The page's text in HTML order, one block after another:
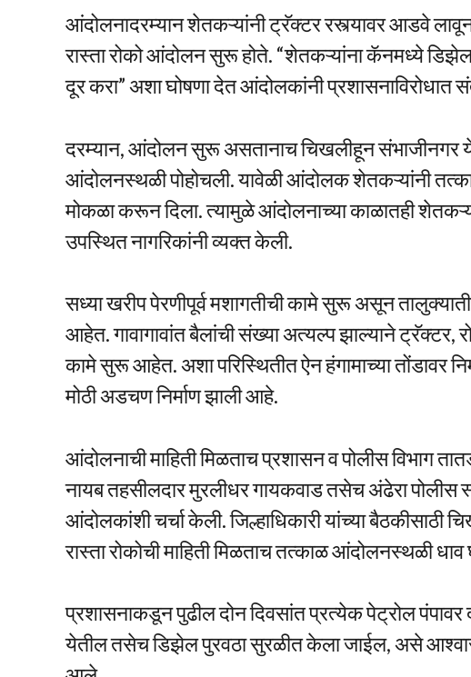
आंदोलनादरम्यान शेतकऱ्यांनी ट्रॅक्टर रस्त्यावर आडवे लावून
रास्ता रोको आंदोलन सुरू होते. “शेतकऱ्यांना कॅनमध्ये डिझेल
दूर करा” अशा घोषणा देत आंदोलकांनी प्रशासनाविरोधात
दरम्यान, आंदोलन सुरू असतानाच चिखलीहून संभाजीनगर
आंदोलनस्थळी पोहोचली. यावेळी आंदोलक शेतकऱ्यांनी
मोकळा करून दिला. त्यामुळे आंदोलनाच्या काळातही
उपस्थित नागरिकांनी व्यक्त केली.
सध्या खरीप पेरणीपूर्व मशागतीची कामे सुरू असून
आहेत. गावागावांत बैलांची संख्या अत्यल्प झाल्याने ट्रॅक्टर,
कामे सुरू आहेत. अशा परिस्थितीत ऐन हंगामाच्या तोंडावर
मोठी अडचण निर्माण झाली आहे.
आंदोलनाची माहिती मिळताच प्रशासन व पोलीस विभाग
नायब तहसीलदार मुरलीधर गायकवाड तसेच अंढेरा
आंदोलकांशी चर्चा केली. जिल्हाधिकारी यांच्या
रास्ता रोकोची माहिती मिळताच तत्काळ आंदोलनस्थळी
प्रशासनाकडून पुढील दोन दिवसांत प्रत्येक पेट्रोल
येतील तसेच डिझेल पुरवठा सुरळीत केला जाईल, असे